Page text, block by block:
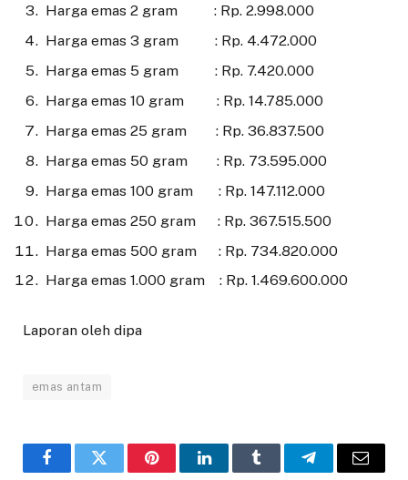
Harga emas 2 gram : Rp. 2.998.000
Harga emas 3 gram : Rp. 4.472.000
Harga emas 5 gram : Rp. 7.420.000
Harga emas 10 gram : Rp. 14.785.000
Harga emas 25 gram : Rp. 36.837.500
Harga emas 50 gram : Rp. 73.595.000
Harga emas 100 gram : Rp. 147.112.000
Harga emas 250 gram : Rp. 367.515.500
Harga emas 500 gram : Rp. 734.820.000
Harga emas 1.000 gram : Rp. 1.469.600.000
Laporan oleh dipa
emas antam
FacebookTwitter PinterestLinkedInTumblr TelegramEmail